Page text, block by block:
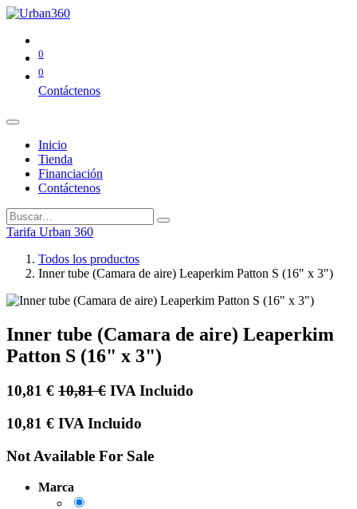
0
0
Contáctenos
Inicio
Tienda
Financiación
Contáctenos
Tarifa Urban 360
Todos los productos
Inner tube (Camara de aire) Leaperkim Patton S (16" x 3")
Inner tube (Camara de aire) Leaperkim
Patton S (16" x 3")
10,81 € 10,81€ IVA Incluido
10,81 € IVA Incluido
Not Available For Sale
Marca